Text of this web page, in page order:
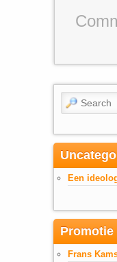
Search
Een
Promotie
Frans